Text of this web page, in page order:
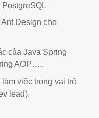
Design cho
của Java Spring
AOP…..
việc trong vai trò
lead).